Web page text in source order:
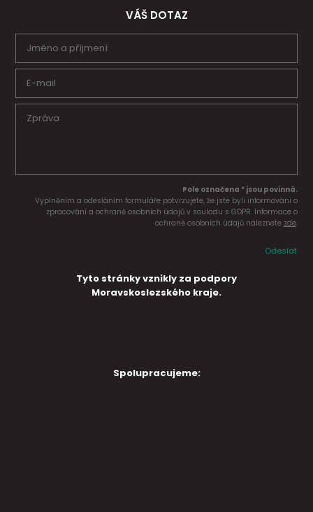
VÁŠ DOTAZ
Pole označena * jsou povinná.
Vyplněním a odesláním formuláře potvrzujete, že jste byli informováni o
zpracování a ochraně osobních údajů v souladu s GDPR. Informace o
ochraně osobních údajů naleznete zde.
Odeslat
Tyto stránky vznikly za podpory
Moravskoslezského kraje.
Spolupracujeme: